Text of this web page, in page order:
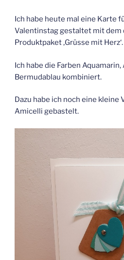
Ich habe heute mal eine Karte
Valentinstag gestaltet mit dem
Produktpaket ‚Grüsse mit Herz‘.
Ich habe die Farben
Bermudablau kombiniert.
Dazu habe ich noch eine kleine
Amicelli gebastelt.